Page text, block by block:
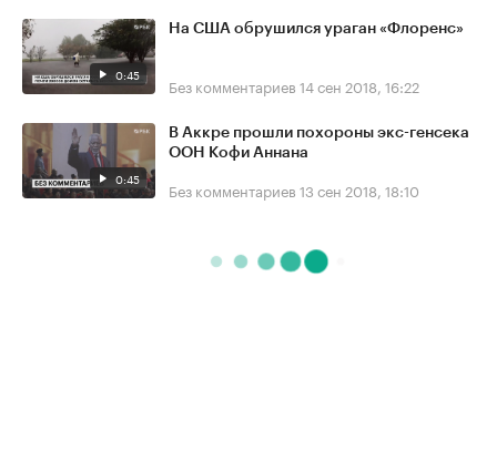
0:45
На США обрушился ураган «Флоренс»
Без комментариев 14 сен 2018, 16:22
0:45
В Аккре прошли похороны экс-генсека
ООН Кофи Аннана
Без комментариев 13 сен 2018, 18:10